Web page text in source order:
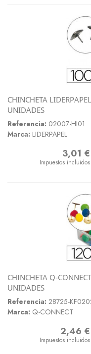
CHINCHETA
UNIDADES
Referencia: 02007-HI01
Marca: LIDERPAPEL
3,01 €
Impuestos incluidos
CHINCHETA Q-
UNIDADES
Referencia: 28725-
Marca: Q-CONNECT
2,46 €
Impuestos incluidos